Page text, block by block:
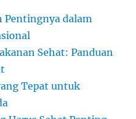
Pentingnya dalam
Sehat: Panduan
Tepat untuk